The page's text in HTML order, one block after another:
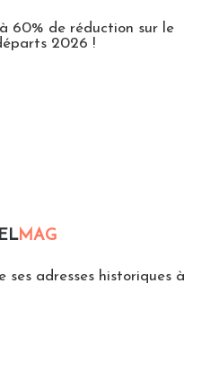
60% de réduction sur le
2026 !
MAG
ses adresses historiques à